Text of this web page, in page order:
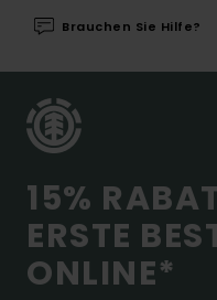
Brauchen Sie Hilfe?
15%
ERSTE
ONLINE*